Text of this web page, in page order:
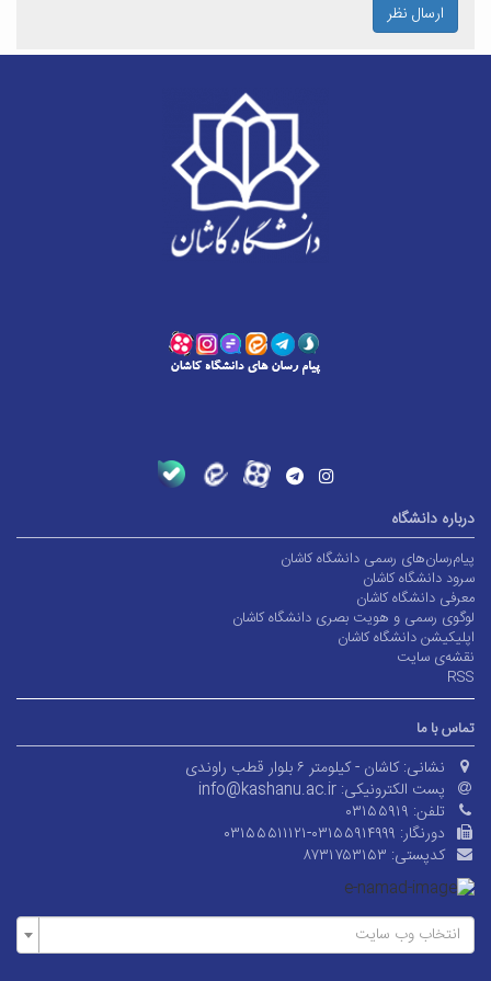
ارسال نظر
درباره دانشگاه
پیام‌رسان‌های رسمی دانشگاه کاشان
سرود دانشگاه کاشان
معرفی دانشگاه کاشان
لوگوی رسمی و هویت بصری دانشگاه کاشان
اپلیکیشن دانشگاه کاشان
نقشه‌ی سایت
RSS
تماس با ما
نشانی: کاشان - کیلومتر ۶ بلوار قطب راوندی
پست الکترونیکی: info@kashanu.ac.ir
تلفن: ۰۳۱۵۵۹۱۹
دورنگار: ۰۳۱۵۵۵۱۱۱۲۱-۰۳۱۵۵۹۱۴۹۹۹
کدپستی: ۸۷۳۱۷۵۳۱۵۳
انتخاب وب سایت